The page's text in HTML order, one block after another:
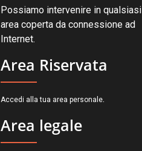
Possiamo intervenire in qualsiasi
area coperta da connessione ad
Internet.
Area Riservata
Accedi alla tua area personale.
Area legale